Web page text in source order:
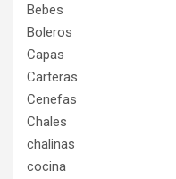
Bebes
Boleros
Capas
Carteras
Cenefas
Chales
chalinas
cocina